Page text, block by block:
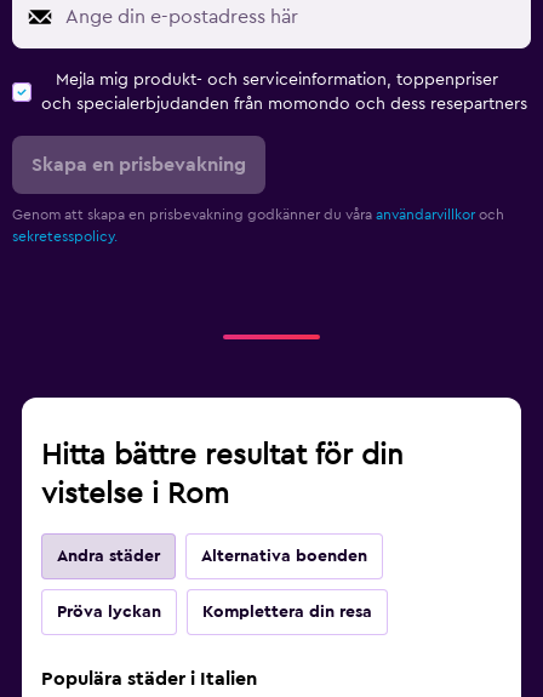
Mejla mig produkt- och serviceinformation, toppenpriser
och specialerbjudanden från momondo och dess resepartners
Skapa en prisbevakning
Genom att skapa en prisbevakning godkänner du våra användarvillkor och
sekretesspolicy.
Hitta bättre resultat för din
vistelse i Rom
Andra städer Alternativa boenden
Pröva lyckan Komplettera din resa
Populära städer i Italien